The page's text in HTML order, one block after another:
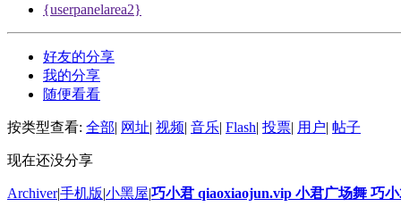
{userpanelarea2}
好友的分享
我的分享
随便看看
按类型查看: 全部| 网址| 视频| 音乐| Flash| 投票| 用户| 帖子
现在还没分享
Archiver|手机版|小黑屋|巧小君 qiaoxiaojun.vip 小君广场舞 巧